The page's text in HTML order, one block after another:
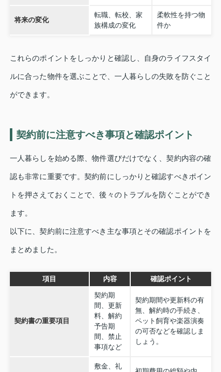
将来の変化
転職、転校、家
族構成の変化
柔軟性を持つ物
件か
これらのポイントをしっかりと確認し、自身のライフスタイ
ルに合った物件を選ぶことで、一人暮らしの失敗を防ぐこと
ができます。
契約前に注意すべき事項と確認ポイント
一人暮らしを始める際、物件選びだけでなく、契約内容の確
認も非常に重要です。契約前にしっかりと確認すべきポイン
トを押さえておくことで、後々のトラブルを防ぐことができ
ます。
以下に、契約前に注意すべき主な事項とその確認ポイントを
まとめました。
項目 内容 確認ポイント
契約書の重要項目
契約期
間、更新
料、解約
予告期
間、禁止
事項など
契約期間や更新料の有
無、解約時の手続き、
ペット飼育や楽器演奏
の可否などを確認しま
しょう。
敷金、礼